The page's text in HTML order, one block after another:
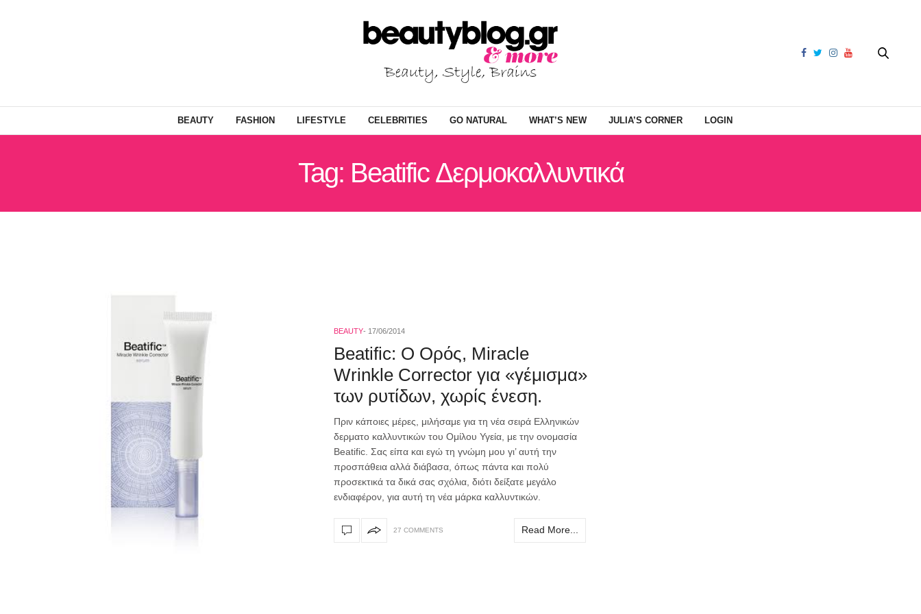
BEAUTY FASHION LIFESTYLE CELEBRITIES GO NATURAL WHAT’S NEW JULIA’S CORNER LOGIN
Tag: Beatific Δερμοκαλλυντικά
BEAUTY 17/06/2014
Beatific: Ο Ορός, Miracle
Wrinkle Corrector για «γέμισμα»
των ρυτίδων, χωρίς ένεση.
Πριν κάποιες μέρες, μιλήσαμε για τη νέα σειρά Eλληνικών
δερματο καλλυντικών του Ομίλου Υγεία, με την ονομασία
Beatific. Σας είπα και εγώ τη γνώμη μου γι’ αυτή την
προσπάθεια αλλά διάβασα, όπως πάντα και πολύ
προσεκτικά τα δικά σας σχόλια, διότι δείξατε μεγάλο
ενδιαφέρον, για αυτή τη νέα μάρκα καλλυντικών.
27 COMMENTS Read More...